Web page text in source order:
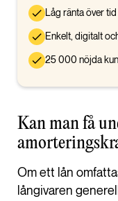
Låg ränta över
Enkelt, digitalt
25 000 nöjda
Kan man få
Om ett lån
långivaren